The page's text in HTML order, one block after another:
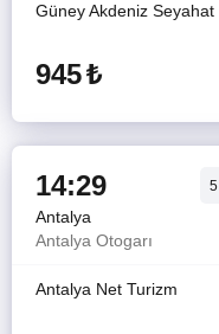
Güney Akdeniz Seyahat
945₺
14:29 5
Antalya
Antalya Otogarı
Antalya Net Turizm